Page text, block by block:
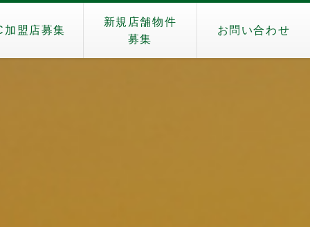
加盟店募集
新規店舗物件
募集
お問い合わせ